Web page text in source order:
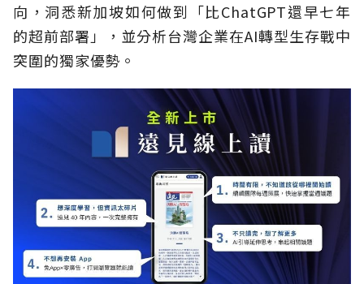
向，洞悉新加坡如何做到「比ChatGPT還早七年
的超前部署」，並分析台灣企業在AI轉型生存戰中
突圍的獨家優勢。